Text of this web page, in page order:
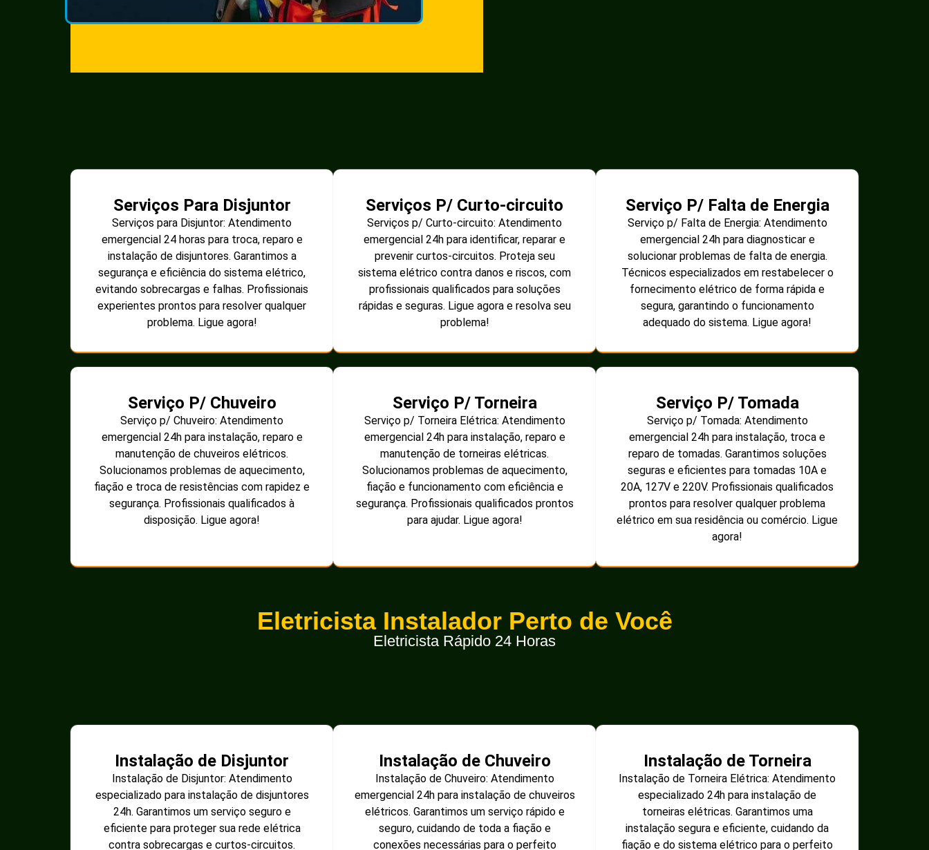
Serviços Para Disjuntor
Serviços para Disjuntor: Atendimento
emergencial 24 horas para troca, reparo e
instalação de disjuntores. Garantimos a
segurança e eficiência do sistema elétrico,
evitando sobrecargas e falhas. Profissionais
experientes prontos para resolver qualquer
problema. Ligue agora!
Serviços P/ Curto-circuito
Serviços p/ Curto-circuito: Atendimento
emergencial 24h para identificar, reparar e
prevenir curtos-circuitos. Proteja seu
sistema elétrico contra danos e riscos, com
profissionais qualificados para soluções
rápidas e seguras. Ligue agora e resolva seu
problema!
Serviço P/ Falta de Energia
Serviço p/ Falta de Energia: Atendimento
emergencial 24h para diagnosticar e
solucionar problemas de falta de energia.
Técnicos especializados em restabelecer o
fornecimento elétrico de forma rápida e
segura, garantindo o funcionamento
adequado do sistema. Ligue agora!
Serviço P/ Chuveiro
Serviço p/ Chuveiro: Atendimento
emergencial 24h para instalação, reparo e
manutenção de chuveiros elétricos.
Solucionamos problemas de aquecimento,
fiação e troca de resistências com rapidez e
segurança. Profissionais qualificados à
disposição. Ligue agora!
Serviço P/ Torneira
Serviço p/ Torneira Elétrica: Atendimento
emergencial 24h para instalação, reparo e
manutenção de torneiras elétricas.
Solucionamos problemas de aquecimento,
fiação e funcionamento com eficiência e
segurança. Profissionais qualificados prontos
para ajudar. Ligue agora!
Serviço P/ Tomada
Serviço p/ Tomada: Atendimento
emergencial 24h para instalação, troca e
reparo de tomadas. Garantimos soluções
seguras e eficientes para tomadas 10A e
20A, 127V e 220V. Profissionais qualificados
prontos para resolver qualquer problema
elétrico em sua residência ou comércio. Ligue
agora!
Eletricista Instalador Perto de Você
Eletricista Rápido 24 Horas
Instalação de Disjuntor
Instalação de Disjuntor: Atendimento
especializado para instalação de disjuntores
24h. Garantimos um serviço seguro e
eficiente para proteger sua rede elétrica
contra sobrecargas e curtos-circuitos.
Instalação de Chuveiro
Instalação de Chuveiro: Atendimento
emergencial 24h para instalação de chuveiros
elétricos. Garantimos um serviço rápido e
seguro, cuidando de toda a fiação e
conexões necessárias para o perfeito
Instalação de Torneira
Instalação de Torneira Elétrica: Atendimento
especializado 24h para instalação de
torneiras elétricas. Garantimos uma
instalação segura e eficiente, cuidando da
fiação e do sistema elétrico para o perfeito